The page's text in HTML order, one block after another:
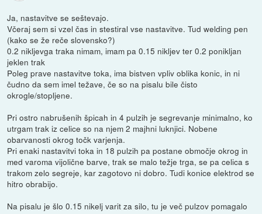
Ja, nastavitve se seštevajo.
Včeraj sem si vzel čas in stestiral vse nastavitve. Tud welding pen
(kako se že reče slovensko?)
0.2 nikljevga traka nimam, imam pa 0.15 nikljev ter 0.2 ponikljan
jeklen trak
Poleg prave nastavitve toka, ima bistven vpliv oblika konic, in ni
čudno da sem imel težave, če so na pisalu bile čisto
okrogle/stopljene.
Pri ostro nabrušenih špicah in 4 pulzih je segrevanje minimalno, ko
utrgam trak iz celice so na njem 2 majhni luknjici. Nobene
obarvanosti okrog točk varjenja.
Pri enaki nastavitvi toka in 18 pulzih pa postane območje okrog in
med varoma vijolične barve, trak se malo težje trga, se pa celica s
trakom zelo segreje, kar zagotovo ni dobro. Tudi konice elektrod se
hitro obrabijo.
Na pisalu je šlo 0.15 nikelj varit za silo, tu je več pulzov pomagalo